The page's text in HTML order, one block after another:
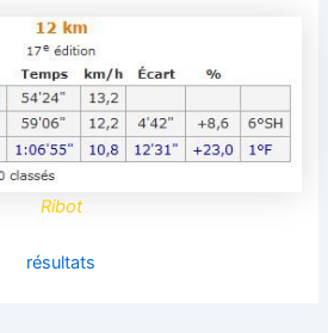
Ribot
résultats